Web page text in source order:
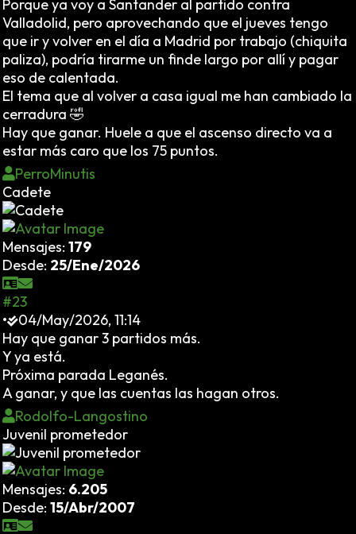
Porque ya voy a Santander al partido contra
Valladolid, pero aprovechando que el jueves tengo
que ir y volver en el día a Madrid por trabajo (chiquita
paliza), podría tirarme un finde largo por allí y pagar
eso de calentada.
El tema que al volver a casa igual me han cambiado la
cerradura 🤣
Hay que ganar. Huele a que el ascenso directo va a
estar más caro que los 75 puntos.
PerroMinutis
Cadete
Mensajes: 179
Desde: 25/Ene/2026
#23
•
04/May/2026, 11:14
Hay que ganar 3 partidos más.
Y ya está.
Próxima parada Leganés.
A ganar, y que las cuentas las hagan otros.
Rodolfo-Langostino
Juvenil prometedor
Mensajes: 6.205
Desde: 15/Abr/2007